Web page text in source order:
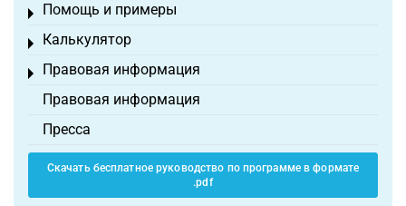
Помощь и примеры
Toggle menu
Калькулятор
Toggle menu
Правовая информация
Toggle menu
Правовая информация
Пресса
Скачать бесплатное руководство по программе в формате
.pdf